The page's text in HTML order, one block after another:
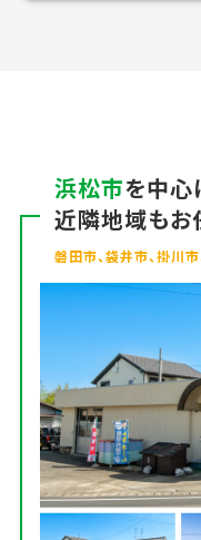
浜松市を中心
近隣地域もお
磐田市、袋井市、掛川